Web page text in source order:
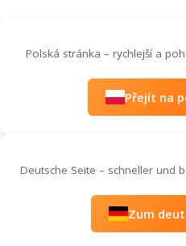
Polská stránka – rychlejší a
Přejít na
Deutsche Seite – schneller und
Zum